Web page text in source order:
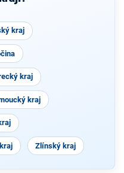
kraj
kraj
kraj
Zlínský kraj